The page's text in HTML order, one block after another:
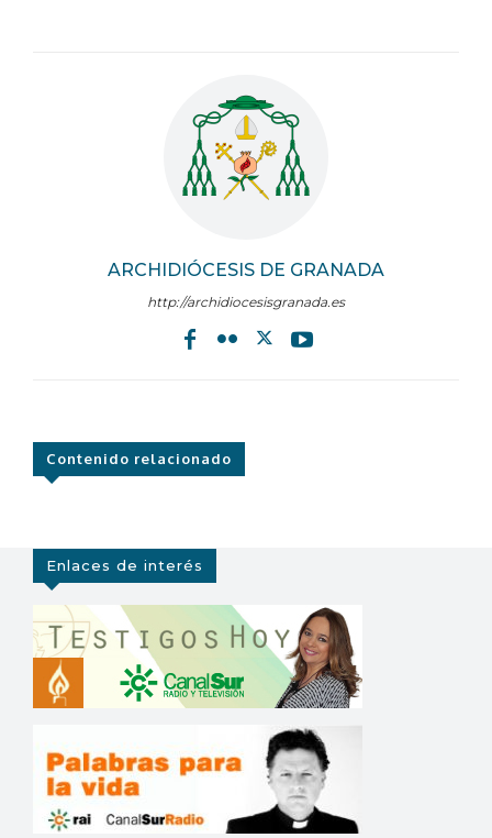
ARCHIDIÓCESIS DE GRANADA
http://archidiocesisgranada.es
Contenido relacionado
Enlaces de interés